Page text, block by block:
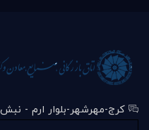
کرج-مهرشهر-بلوار ارم - نبش خ 100 غربی - ساختمان